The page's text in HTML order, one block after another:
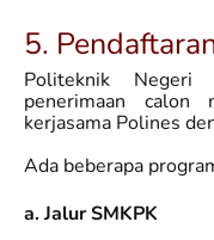
5.
Politeknik Negeri
penerimaan calon
kerjasama Polines
Ada beberapa
a. Jalur SMKPK